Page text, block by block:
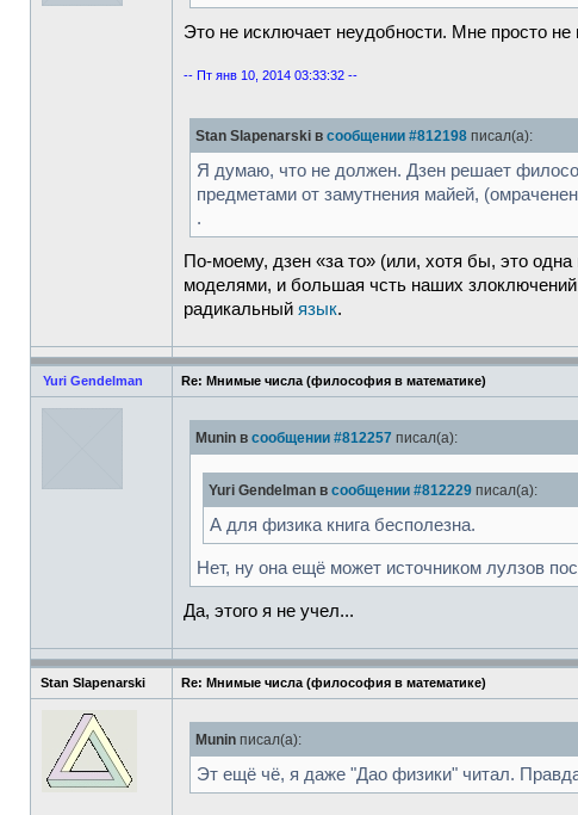
Это не исключает неудобности. Мне просто
-- Пт янв 10, 2014 03:33:32 --
Stan Slapenarski в сообщении #812198 писал(а):
Я думаю, что не должен. Дзен решает
предметами от замутнения майей,
.
По-моему, дзен «за то» (или, хотя бы, это
моделями, и большая чсть наших
радикальный язык.
Yuri Gendelman Re: Мнимые числа (философия в математике)
Munin в сообщении #812257 писал(а):
Yuri Gendelman в сообщении #812229 писал(а):
А для физика книга бесполезна.
Нет, ну она ещё может источником лулзов
Да, этого я не учел...
Stan Slapenarski Re: Мнимые числа (философия в математике)
Munin писал(а):
Эт ещё чё, я даже "Дао физики" читал.